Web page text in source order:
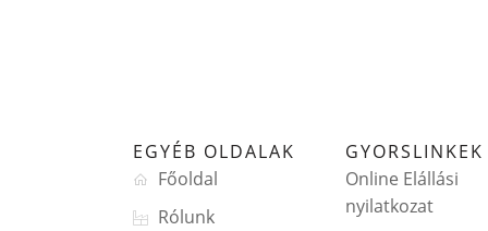
EGYÉB OLDALAK
Főoldal
Rólunk
GYORSLINKEK
Online Elállási
nyilatkozat